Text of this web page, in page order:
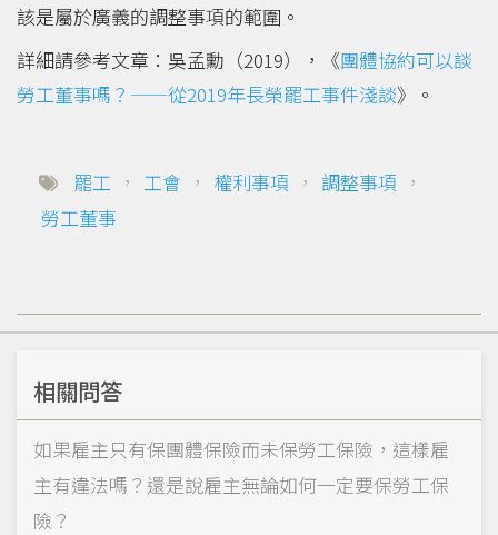
該是屬於廣義的調整事項的範圍。
詳細請參考文章：吳孟勳（2019），《團體協約可以談
勞工董事嗎？——從2019年長榮罷工事件淺談》。
罷工 ， 工會 ， 權利事項 ， 調整事項 ，
勞工董事
相關問答
如果雇主只有保團體保險而未保勞工保險，這樣雇
主有違法嗎？還是說雇主無論如何一定要保勞工保
險？